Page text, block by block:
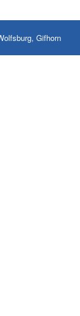
Gifhorn